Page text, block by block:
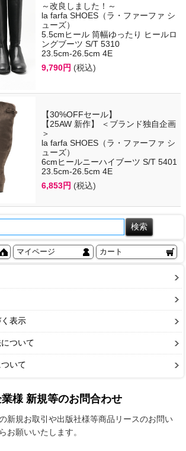
～改良しました！～
la farfa SHOES（ラ・ファーファ シ
ューズ）
5.5cmヒール 筒幅ゆったり ヒールロ
ングブーツ S/T 5310
23.5cm-26.5cm 4E
9,790円 (税込)
【30%OFFセール】
【25AW 新作】 ＜ブランド独自企画
＞
la farfa SHOES（ラ・ファーファ シ
ューズ）
6cmヒールニーハイブーツ S/T 5401
23.5cm-26.5cm 4E
6,853円 (税込)
マイページ カート
表示
ついて
いて
業様 新規等のお問合わせ
新規お取引や出版社様等商品リースのお問い
お願いいたします。